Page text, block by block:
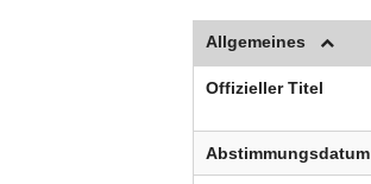
Allgemeines
Offizieller Titel
Abstimmungsdatum